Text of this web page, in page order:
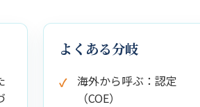
よくある分岐
海外から呼ぶ：認定
（COE）